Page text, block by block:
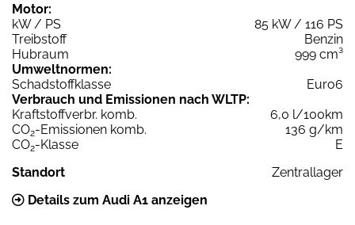
Motor:
kW / PS
85 kW / 116 PS
Treibstoff
Benzin
Hubraum
999 cm³
Umweltnormen:
Schadstoffklasse
Euro6
Verbrauch und Emissionen nach WLTP:
Kraftstoffverbr. komb.
6,0 l/100km
CO2-Emissionen komb.
136 g/km
CO2-Klasse
E
Standort
Zentrallager
Details zum Audi A1 anzeigen